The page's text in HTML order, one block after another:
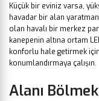
Küçük bir eviniz varsa,
havadar bir alan
olan havalı bir merkez
kanepenin altına ortam
konforlu hale getirmek
konumlandırmaya çalışın.
Alanı